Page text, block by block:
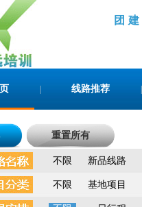
团
拓展
线路推荐
重置所有
不限 新品线路
不限 基地项目